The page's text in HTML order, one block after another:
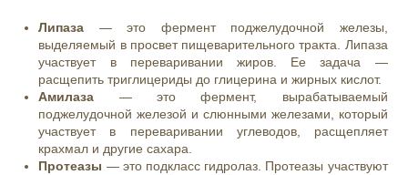
Липаза — это фермент поджелудочной железы,
выделяемый в просвет пищеварительного тракта. Липаза
участвует в переваривании жиров. Ее задача —
расщепить триглицериды до глицерина и жирных кислот.
Амилаза — это фермент, вырабатываемый
поджелудочной железой и слюнными железами, который
участвует в переваривании углеводов, расщепляет
крахмал и другие сахара.
Протеазы — это подкласс гидролаз. Протеазы участвуют